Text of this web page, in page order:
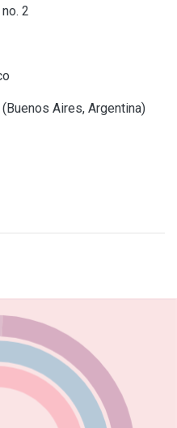
2
Aires, Argentina)